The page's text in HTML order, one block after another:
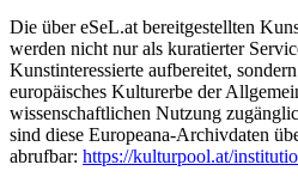
Die über eSeL.at bereitgestellten
werden nicht nur als kuratierter
Kunstinteressierte aufbereitet,
europäisches Kulturerbe der
wissenschaftlichen Nutzung
sind diese Europeana-Archivdaten
abrufbar: https://kulturpool.at/